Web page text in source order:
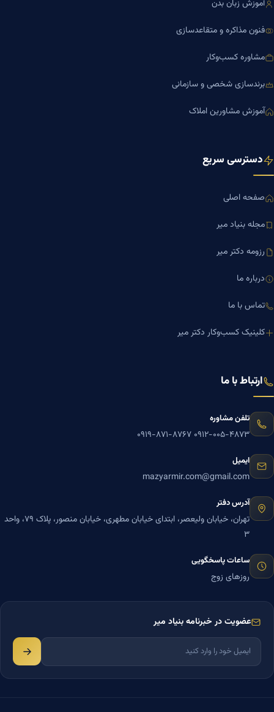
آموزش زبان بدن
فنون مذاکره و متقاعدسازی
مشاوره کسب‌وکار
برندسازی شخصی و سازمانی
آموزش مشاورین املاک
دسترسی سریع
صفحه اصلی
مجله بنیاد میر
رزومه دکتر میر
درباره ما
تماس با ما
کلینیک کسب‌وکار دکتر میر
ارتباط با ما
تلفن مشاوره
۰۹۱۲-۰۰۵-۴۸۷۳ ۰۹۱۹-۸۷۱-۸۷۶۷
ایمیل
mazyarmir.com@gmail.com
آدرس دفتر
تهران، خیابان ولیعصر، ابتدای خیابان مطهری، خیابان منصور، پلاک ۷۹، واحد
۳
ساعات پاسخگویی
روزهای زوج
عضویت در خبرنامه بنیاد میر